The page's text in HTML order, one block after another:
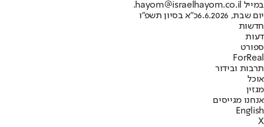
במייל hayom@israelhayom.co.il.
יום שבת, 6.6.2026
כ"א בסיון תשפ"ו
חדשות
דעות
ספורט
ForReal
תרבות ובידור
אוכל
מגזין
אנחנו מגייסים
English
X